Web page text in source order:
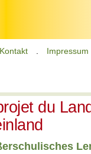
du
Kontakt Impressum